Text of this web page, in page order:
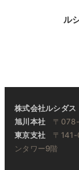
り
ル
株式会社ルシダス
旭川本社 〒078-
東京支社 〒141-
ンタワー9階